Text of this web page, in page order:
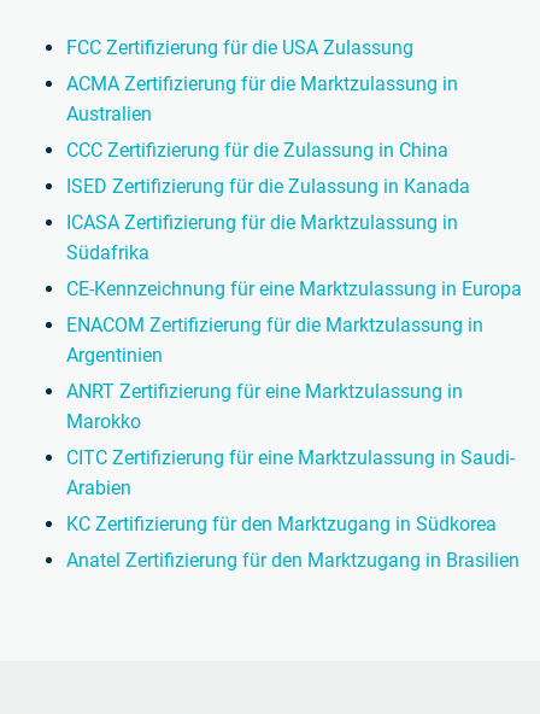
FCC Zertifizierung für die USA Zulassung
ACMA Zertifizierung für die Marktzulassung in
Australien
CCC Zertifizierung für die Zulassung in China
ISED Zertifizierung für die Zulassung in Kanada
ICASA Zertifizierung für die Marktzulassung in
Südafrika
CE-Kennzeichnung für eine Marktzulassung in Europa
ENACOM Zertifizierung für die Marktzulassung in
Argentinien
ANRT Zertifizierung für eine Marktzulassung in
Marokko
CITC Zertifizierung für eine Marktzulassung in Saudi-
Arabien
KC Zertifizierung für den Marktzugang in Südkorea
Anatel Zertifizierung für den Marktzugang in Brasilien